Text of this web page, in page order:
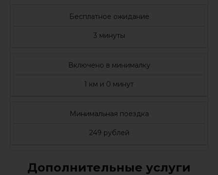
Бесплатное ожидание
3 минуты
Включено в минималку
1 км и 0 минут
Минимальная поездка
249 рублей
Дополнительные услуги